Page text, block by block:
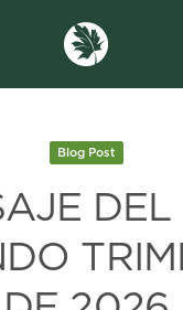
Blog Post
DEL